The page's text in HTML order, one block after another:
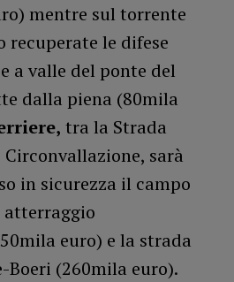
mentre sul torrente
recuperate le difese
a valle del ponte del
dalla piena (80mila
tra la Strada
sarà
in sicurezza il campo
euro) e la strada
Boeri (260mila euro).